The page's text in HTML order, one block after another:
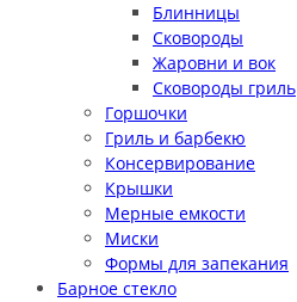
Блинницы
Сковороды
Жаровни и вок
Сковороды гриль
Горшочки
Гриль и барбекю
Консервирование
Крышки
Мерные емкости
Миски
Формы для запекания
Барное стекло